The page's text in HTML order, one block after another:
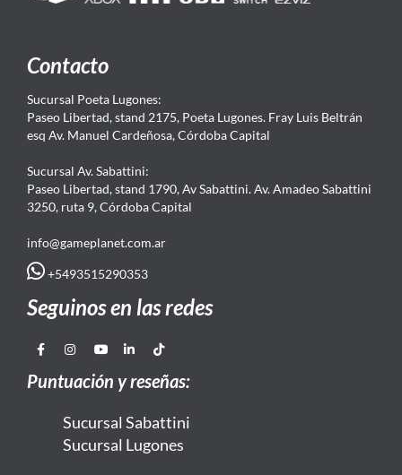
Contacto
Sucursal Poeta Lugones:
Paseo Libertad, stand 2175, Poeta Lugones. Fray Luis Beltrán
esq Av. Manuel Cardeñosa, Córdoba Capital
Sucursal Av. Sabattini:
Paseo Libertad, stand 1790, Av Sabattini. Av. Amadeo Sabattini
3250, ruta 9, Córdoba Capital
info@gameplanet.com.ar
+5493515290353
Seguinos en las redes
Puntuación y reseñas:
Sucursal Sabattini
Sucursal Lugones